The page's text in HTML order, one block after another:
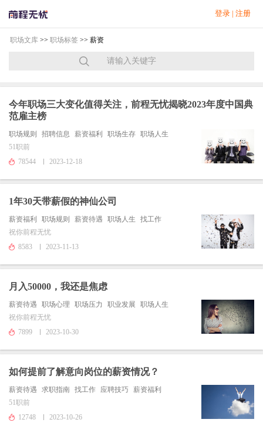
登录 | 注册
职场文库 >> 职场标签 >> 薪资
今年职场三大变化值得关注，前程无忧揭晓2023年度中国典
范雇主榜
职场规则 招聘信息 薪资福利 职场生存 职场人生
51职前
78544
2023-12-18
1年30天带薪假的神仙公司
薪资福利 职场规则 薪资待遇 职场人生
找工作
祝你前程无忧
8583
2023-11-13
月入50000，我还是焦虑
薪资待遇 职场心理 职场压力 职业发展
职场人生
祝你前程无忧
7899
2023-10-30
如何提前了解意向岗位的薪资情况？
薪资待遇 求职指南 找工作 应聘技巧
薪资福利
51职前
12748
2023-10-26